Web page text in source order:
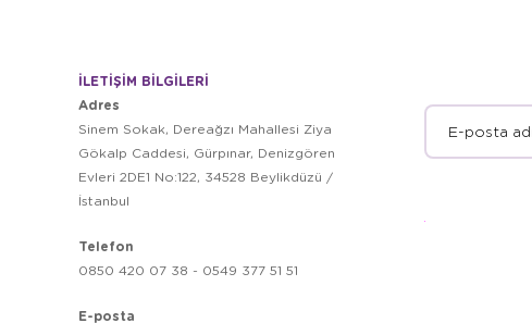
İLETİŞİM BİLGİLERİ
Adres
Sinem Sokak, Dereağzı Mahallesi Ziya
Gökalp Caddesi, Gürpınar, Denizgören
Evleri 2DE1 No:122, 34528 Beylikdüzü /
İstanbul
Telefon
0850 420 07 38 - 0549 377 51 51
E-posta